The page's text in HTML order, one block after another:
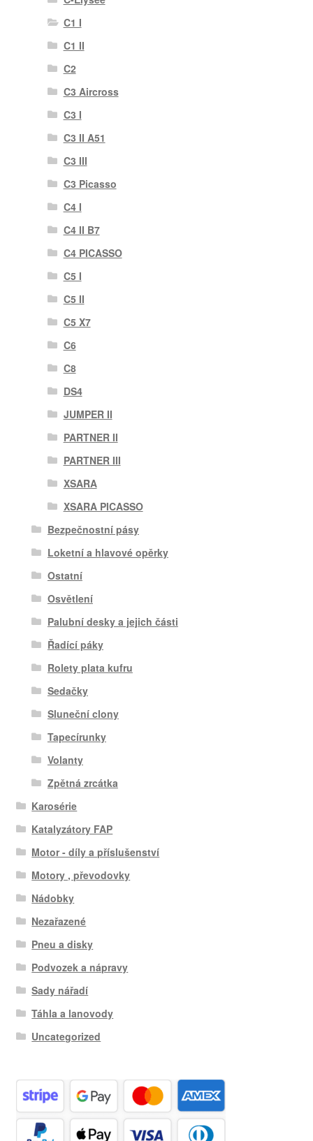
C1 I
C1 II
C2
C3 Aircross
C3 I
C3 II A51
C3 III
C3 Picasso
C4 I
C4 II B7
C4 PICASSO
C5 I
C5 II
C5 X7
C6
C8
DS4
JUMPER II
PARTNER II
PARTNER III
XSARA
XSARA PICASSO
Bezpečnostní pásy
Loketní a hlavové opěrky
Ostatní
Osvětlení
Palubní desky a jejich části
Řadící páky
Rolety plata kufru
Sedačky
Sluneční clony
Tapecírunky
Volanty
Zpětná zrcátka
Karosérie
Katalyzátory FAP
Motor - díly a příslušenství
Motory , převodovky
Nádobky
Nezařazené
Pneu a disky
Podvozek a nápravy
Sady nářadí
Táhla a lanovody
Uncategorized